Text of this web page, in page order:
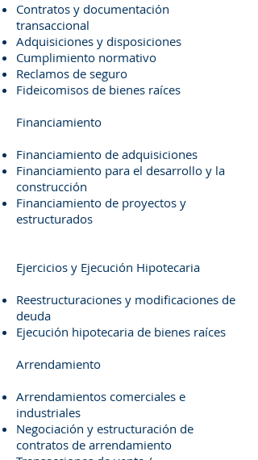
Contratos y documentación
transaccional
Adquisiciones y disposiciones
Cumplimiento normativo
Reclamos de seguro
Fideicomisos de bienes raíces
Financiamiento
Financiamiento de adquisiciones
Financiamiento para el desarrollo y la
construcción
Financiamiento de proyectos y
estructurados
Ejercicios y Ejecución Hipotecaria
Reestructuraciones y modificaciones de
deuda
Ejecución hipotecaria de bienes raíces
Arrendamiento
Arrendamientos comerciales e
industriales
Negociación y estructuración de
contratos de arrendamiento